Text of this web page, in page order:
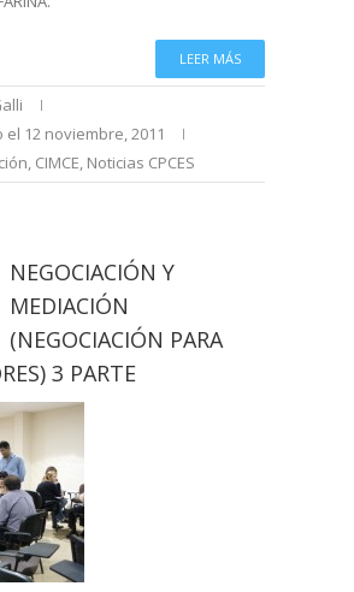
LEER MÁS
el 12 noviembre, 2011
CIMCE Noticias CPCES
NEGOCIACIÓN Y
MEDIACIÓN
(NEGOCIACIÓN PARA
3 PARTE